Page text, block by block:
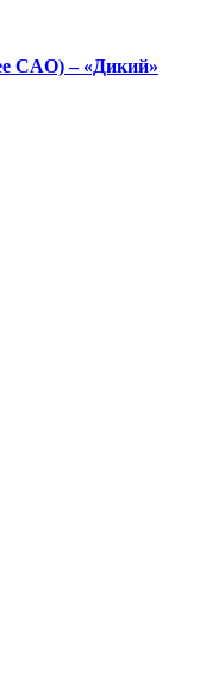
CAO) – «Дикий»